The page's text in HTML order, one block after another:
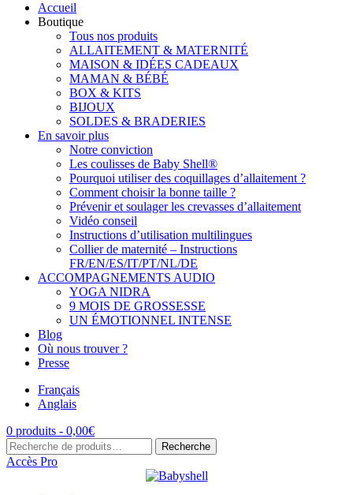
Accueil
Boutique
Tous nos produits
ALLAITEMENT & MATERNITÉ
MAISON & IDÉES CADEAUX
MAMAN & BÉBÉ
BOX & KITS
BIJOUX
SOLDES & BRADERIES
En savoir plus
Notre conviction
Les coulisses de Baby Shell®
Pourquoi utiliser des coquillages d’allaitement ?
Comment choisir la bonne taille ?
Prévenir et soulager les crevasses d’allaitement
Vidéo conseil
Instructions d’utilisation multilingues
Collier de maternité – Instructions
FR/EN/ES/IT/PT/NL/DE
ACCOMPAGNEMENTS AUDIO
YOGA NIDRA
9 MOIS DE GROSSESSE
UN ÉMOTIONNEL INTENSE
Blog
Où nous trouver ?
Presse
Français
Anglais
0 produits - 0,00€
Recherche
pour :
Recherche
Accès Pro